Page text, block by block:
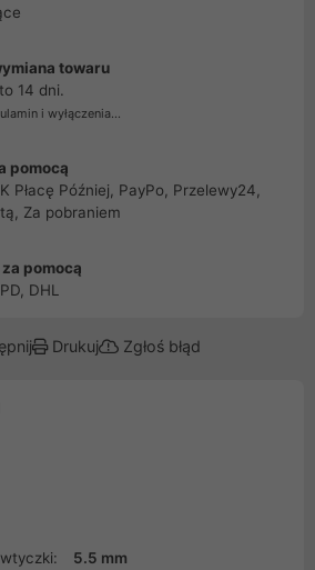
towaru
14 dni.
i wyłączenia...
pomocą
Płacę Później, PayPo, Przelewy24,
Za pobraniem
pomocą
DHL
Drukuj Zgłoś błąd
5.5 mm